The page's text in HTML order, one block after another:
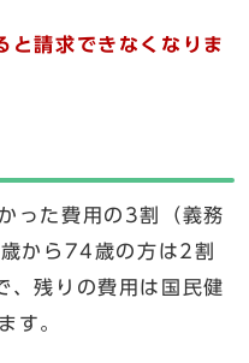
請求できなくなりま
った費用の3割（義務
から74歳の方は2割
、残りの費用は国民健
す。